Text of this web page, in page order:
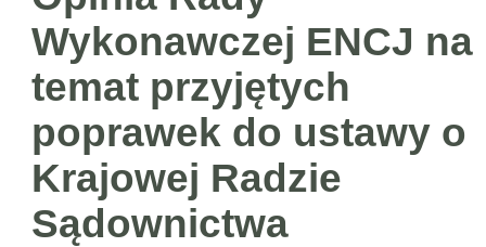
Wykonawczej ENCJ na
temat przyjętych
poprawek do ustawy o
Krajowej Radzie
Sądownictwa